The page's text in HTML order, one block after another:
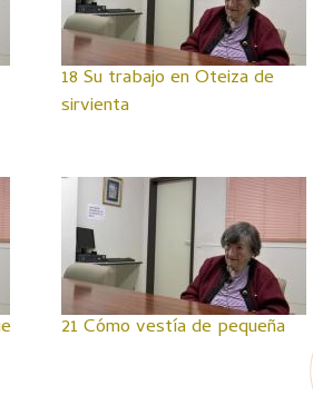
18 Su trabajo en Oteiza de
sirvienta
21 Cómo vestía de pequeña